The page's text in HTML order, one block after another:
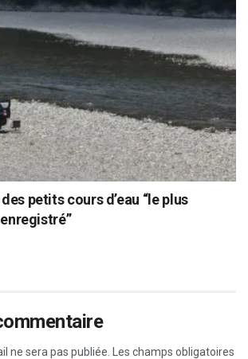
petits cours d’eau “le plus
ne sera pas publiée. Les champs obligatoires